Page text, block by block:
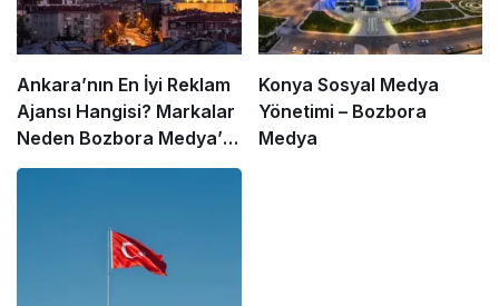
Ankara’nın En İyi Reklam
Ajansı Hangisi? Markalar
Neden Bozbora Medya’yı
Tercih Ediyor?
Konya Sosyal Medya
Yönetimi – Bozbora
Medya